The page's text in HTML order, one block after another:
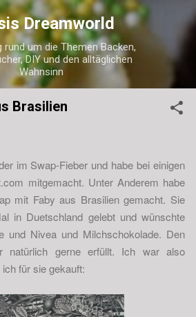
zum Hauptbereich
Dreamworld
rund um die Themen Backen,
DIY und den alltäglichen
Wahnsinn
Brasilien
im Swap-Fieber und habe bei einigen
mitgemacht. Unter Anderem habe
mit Faby aus Brasilien gemacht. Sie
in Duetschland gelebt und wünschte
und Nivea und Milchschokolade. Den
natürlich gerne erfüllt. Ich war also
für sie gekauft: